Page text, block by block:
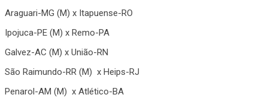
Araguari-MG (M) x Itapuense-RO
Ipojuca-PE (M) x Remo-PA
Galvez-AC (M) x União-RN
São Raimundo-RR (M) x Heips-RJ
Penarol-AM (M) x Atlético-BA